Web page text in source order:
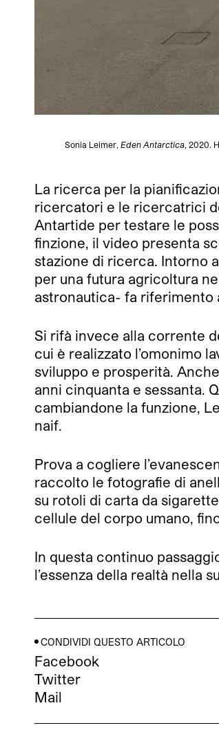
Sonia Leimer, Eden Antarctica , 2020.
La ricerca per la
ricercatori e le ricercatrici
Antartide per testare le
finzione, il video presenta
stazione di ricerca. Intorno
per una futura agricoltura
astronautica- fa riferimento
Si rifà invece alla corrente
cui è realizzato l’omonimo
sviluppo e prosperità.
anni cinquanta e sessanta.
cambiandone la funzione,
naif.
Prova a cogliere
raccolto le fotografie di
su rotoli di carta da
cellule del corpo umano,
In questa continuo
l’essenza della realtà nella
CONDIVIDI QUESTO ARTICOLO
Facebook
Twitter
Mail